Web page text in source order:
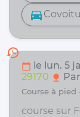
directions_car
history
calendar_today le lun. 5
29170 nature
course à
course sur